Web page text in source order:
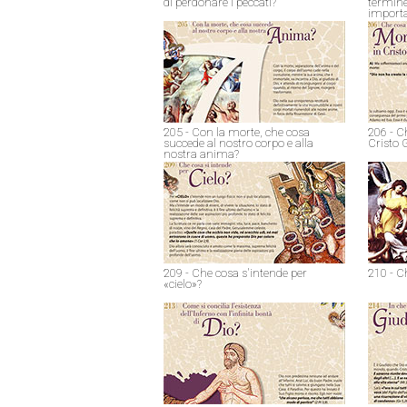
205 - Con la morte, che cosa
succede al nostro corpo e alla
nostra anima?
206 -
Cristo
209 - Che cosa s'intende per
«cielo»?
210 -